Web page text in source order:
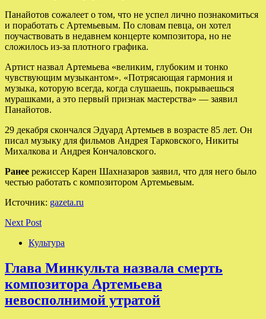
Панайотов сожалеет о том, что не успел лично познакомиться
и поработать с Артемьевым. По словам певца, он хотел
поучаствовать в недавнем концерте композитора, но не
сложилось из-за плотного графика.
Артист назвал Артемьева «великим, глубоким и тонко
чувствующим музыкантом». «Потрясающая гармония и
музыка, которую всегда, когда слушаешь, покрываешься
мурашками, а это первый признак мастерства» — заявил
Панайотов.
29 декабря скончался Эдуард Артемьев в возрасте 85 лет. Он
писал музыку для фильмов Андрея Тарковского, Никиты
Михалкова и Андрея Кончаловского.
Ранее режиссер Карен Шахназаров заявил, что для него было
честью работать с композитором Артемьевым.
Источник: gazeta.ru
Next Post
Культура
Глава Минкульта назвала смерть
композитора Артемьева
невосполнимой утратой